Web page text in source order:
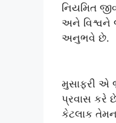
નિયમિત
અને વિશ્વને
અનુભવે છે.
મુસાફરી એ
પ્રવાસ કરે
કેટલાક